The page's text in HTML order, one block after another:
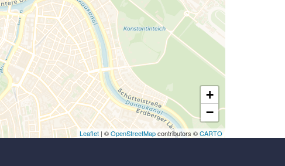
+
−
Leaflet | ©OpenStreetMapcontributors ©CARTO